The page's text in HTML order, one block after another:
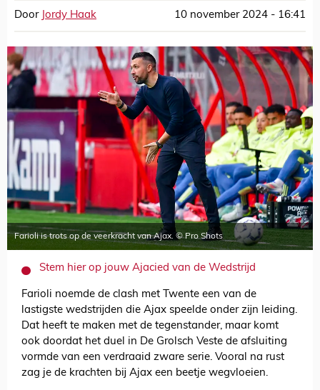
Door Jordy Haak 10 november 2024 - 16:41
Farioli is trots op de veerkracht van Ajax. © Pro Shots
Stem hier op jouw Ajacied van de Wedstrijd
Farioli noemde de clash met Twente een van de
lastigste wedstrijden die Ajax speelde onder zijn leiding.
Dat heeft te maken met de tegenstander, maar komt
ook doordat het duel in De Grolsch Veste de afsluiting
vormde van een verdraaid zware serie. Vooral na rust
zag je de krachten bij Ajax een beetje wegvloeien.